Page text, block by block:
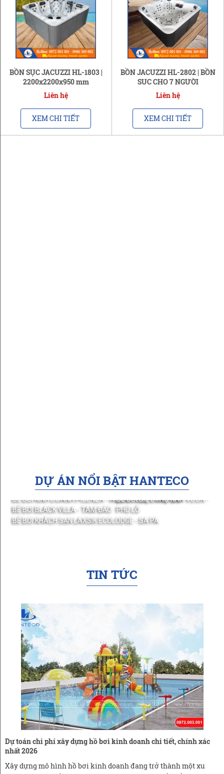
BỒN SỤC JACUZZI HL-1803 |
2200x2200x950 mm
Liên hệ
XEM CHI TIẾT
BỒN JACUZZI HL-2802 | BỒN
SỤC CHO 7 NGƯỜI
Liên hệ
XEM CHI TIẾT
DỰ ÁN NỔI BẬT HANTECO
BỂ BƠI KINH DOANH PICENZA - AQUA POOL ĐẲNG CẤP
BỂ BƠI BLACK VILLA - TAM ĐẢO
BỂ BƠI BIỆT THỰ NHÀ VƯỜN -
PHÙ LỖ
BỂ BƠI KHÁCH SẠN LAXSIK ECOLODGE - SA PA
TIN TỨC
Dự toán chi phí xây dựng hồ bơi kinh doanh chi tiết, chính xác
nhất 2026
Xây dựng mô hình hồ bơi kinh doanh đang trở thành một xu